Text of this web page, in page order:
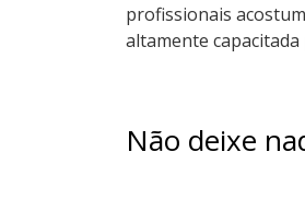
profissionais
altamente
Não deixe